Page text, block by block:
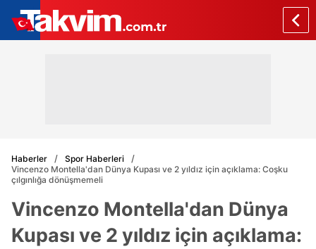
Haberler
Spor Haberleri
Vincenzo Montella'dan Dünya Kupası ve 2 yıldız için açıklama: Coşku
çılgınlığa dönüşmemeli
Vincenzo Montella'dan Dünya
Kupası ve 2 yıldız için açıklama: